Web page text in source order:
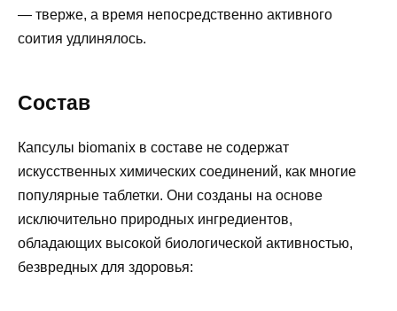
— тверже, а время непосредственно активного
соития удлинялось.
Состав
Капсулы biomanix в составе не содержат
искусственных химических соединений, как многие
популярные таблетки. Они созданы на основе
исключительно природных ингредиентов,
обладающих высокой биологической активностью,
безвредных для здоровья: